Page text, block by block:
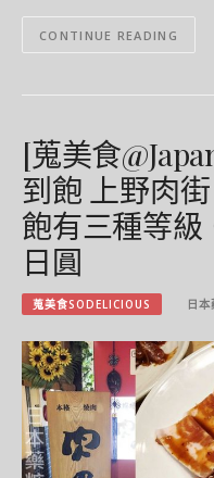
CONTINUE READING
[蒐美食
到飽 上野肉
飽有三種等級
日圓
蒐美食SODELICIOUS 日